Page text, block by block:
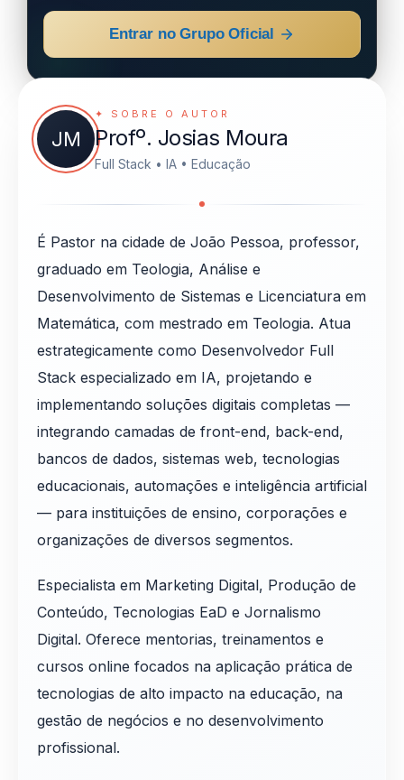
Entrar no Grupo Oficial
JM
✦ SOBRE O AUTOR
Profº. Josias Moura
Full Stack • IA • Educação
É Pastor na cidade de João Pessoa, professor,
graduado em Teologia, Análise e
Desenvolvimento de Sistemas e Licenciatura em
Matemática, com mestrado em Teologia. Atua
estrategicamente como Desenvolvedor Full
Stack especializado em IA, projetando e
implementando soluções digitais completas —
integrando camadas de front-end, back-end,
bancos de dados, sistemas web, tecnologias
educacionais, automações e inteligência artificial
— para instituições de ensino, corporações e
organizações de diversos segmentos.
Especialista em Marketing Digital, Produção de
Conteúdo, Tecnologias EaD e Jornalismo
Digital. Oferece mentorias, treinamentos e
cursos online focados na aplicação prática de
tecnologias de alto impacto na educação, na
gestão de negócios e no desenvolvimento
profissional.